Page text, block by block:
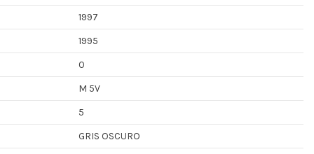
1997
1995
0
M 5V
5
GRIS OSCURO